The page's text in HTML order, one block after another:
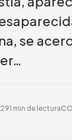
se
1 min de lectura